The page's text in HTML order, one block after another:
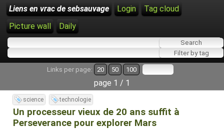
Liens en vrac de sebsauvage Login
Tag cloud
Picture wall
Daily
Links per page: 20 50 100
page 1 / 1
science technologie
Un processeur vieux de 20 ans suffit à
Perseverance pour explorer Mars